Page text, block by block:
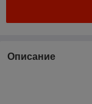
Описание